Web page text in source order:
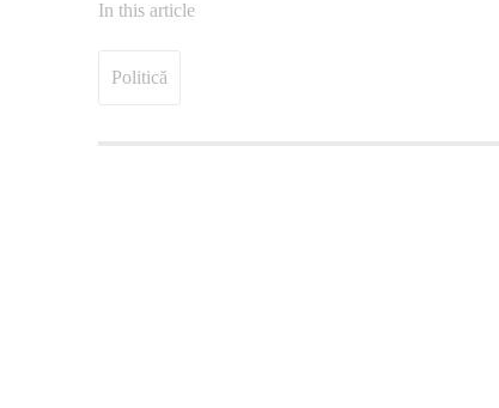
In this article
Politică